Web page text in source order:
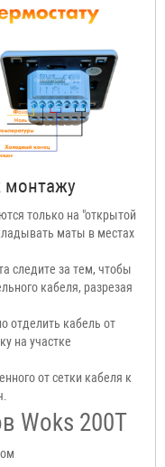
монтажу
только на "открытой
маты в местах
следите за тем, чтобы
кабеля, разрезая
отделить кабель от
на участке
от сетки кабеля к
Woks 200T